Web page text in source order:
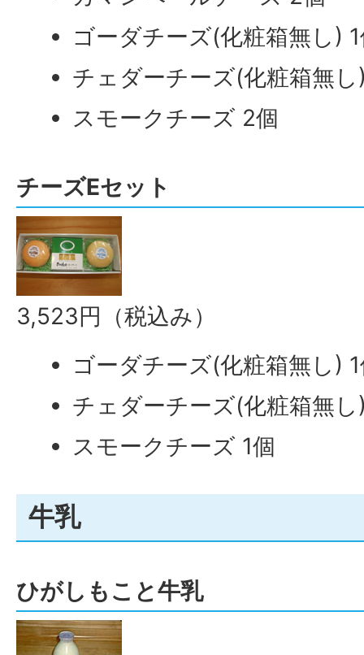
ゴーダチーズ(化粧箱無し)
チェダーチーズ(化粧箱無し
スモークチーズ 2個
チーズEセット
3,523円（税込み）
ゴーダチーズ(化粧箱無し)
チェダーチーズ(化粧箱無し
スモークチーズ 1個
牛乳
ひがしもこと牛乳